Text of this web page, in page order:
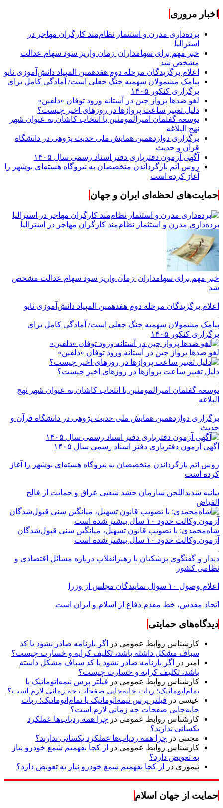
اخبار مروری
برده‌داری مدرن و استثمار نظام‌مند کارگران مهاجر در
استرالیا
خبر مهم برای سهامداران| زمان واریز سود سهام عدالت
مشخص شد
اعلام برگزیدگان مرحله دوم هفدهمین المپیاد دانش‌آموزی نانو
پیامک مشمولان سهمیه جنگ جعلی است/ آمادگی کامل برای
برگزاری کنکور ۱۴۰۵
لغو صدها پرواز چین در آستانه ورود توفان «دلفین»
دلیل تغییر ساعت پروازها در روزهای اخیر چیست؟
توسعه گفتمان امیرالمومنین با انتخاب کاشان به عنوان شهر
نهج البلاغه
برگزاری دوازدهمین همایش ملی حدیث پژوهی در دانشگاه
قرآن و حدیث
آگهی آزمون دفتریاری دفتر اسناد رسمی سال ۱۴۰۵
روس اتم بازگرداندن متخصصان به نیروگاه هسته‌ای بوشهر را
آغاز کرده است
حمایت‌های لحظه‌ای ایران و جهان
برده‌داری مدرن و استثمار نظام‌مند کارگران مهاجر در استرالیا
خبر مهم برای سهامداران| زمان واریز سود سهام عدالت مشخص
شد
اعلام برگزیدگان مرحله دوم هفدهمین المپیاد دانش‌آموزی نانو
پیامک مشمولان سهمیه جنگ جعلی است/ آمادگی کامل برای
برگزاری کنکور ۱۴۰۵
لغو صدها پرواز چین در آستانه ورود توفان «دلفین»
دلیل تغییر ساعت پروازها در روزهای اخیر چیست؟
توسعه گفتمان امیرالمومنین با انتخاب کاشان به عنوان شهر نهج
البلاغه
برگزاری دوازدهمین همایش ملی حدیث پژوهی در دانشگاه قرآن و
حدیث
آگهی آزمون دفتریاری دفتر اسناد رسمی سال ۱۴۰۵
روس اتم بازگرداندن متخصصان به نیروگاه هسته‌ای بوشهر را آغاز
کرده است
بیانیه شدیداللحن سازمان حشد شعبی عراق و حمایت از فالح
الفیاض
شاه‌محمدی: با تصویب قانون تسهیل، میانگین سنی قبول‌شدگان
آزمون وکالت حدود ۱۰ سال بیشتر شده است
دیدار و گفتگوی پزشکیان با رهبرانقلاب درباره مسائل اقتصادی و
نظامی کشور
اعلام وصول ۱۰ سوال نمایندگان مجلس از وزرا
اتحاد مقدس، خط مقدم دفاع از اسلام و ایران است
دیدگاه‌های حمایتی
کارشناس روابط عمومی در
اگر بارنامه صادر نشود یا کد
سباف مشکل داشته باشد، تکلیف کرایه و خسارت چیست؟
امیر در
اگر بارنامه صادر نشود یا کد سباف مشکل داشته
باشد، تکلیف کرایه و خسارت چیست؟
کارشناس روابط عمومی در فیلتر پرس نیمه‌اتوماتیک یا
تمام‌اتوماتیک؛ ربات جابه‌جایی صفحات چه زمانی لازم است؟
عیسی در فیلتر پرس نیمه‌اتوماتیک یا تمام‌اتوماتیک؛ ربات
جابه‌جایی صفحات چه زمانی لازم است؟
کارشناس روابط عمومی در چرا همه ردیاب‌ها عملکرد
یکسانی ندارند؟
مجتبی در چرا همه ردیاب‌ها عملکرد یکسانی ندارند؟
کارشناس روابط عمومی در
از کجا بفهمیم شمع خودرو نیاز
به تعویض دارد؟
تیموری در از کجا بفهمیم شمع خودرو نیاز به تعویض دارد؟
حمایت از جهان اسلام